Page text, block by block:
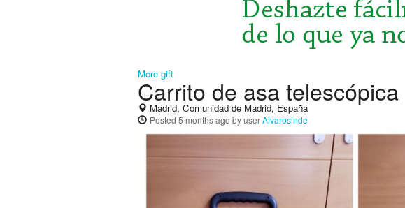
More gift
Carrito de asa telescópica
Madrid, Comunidad de Madrid, España
Posted 5 months ago by userAlvarosinde